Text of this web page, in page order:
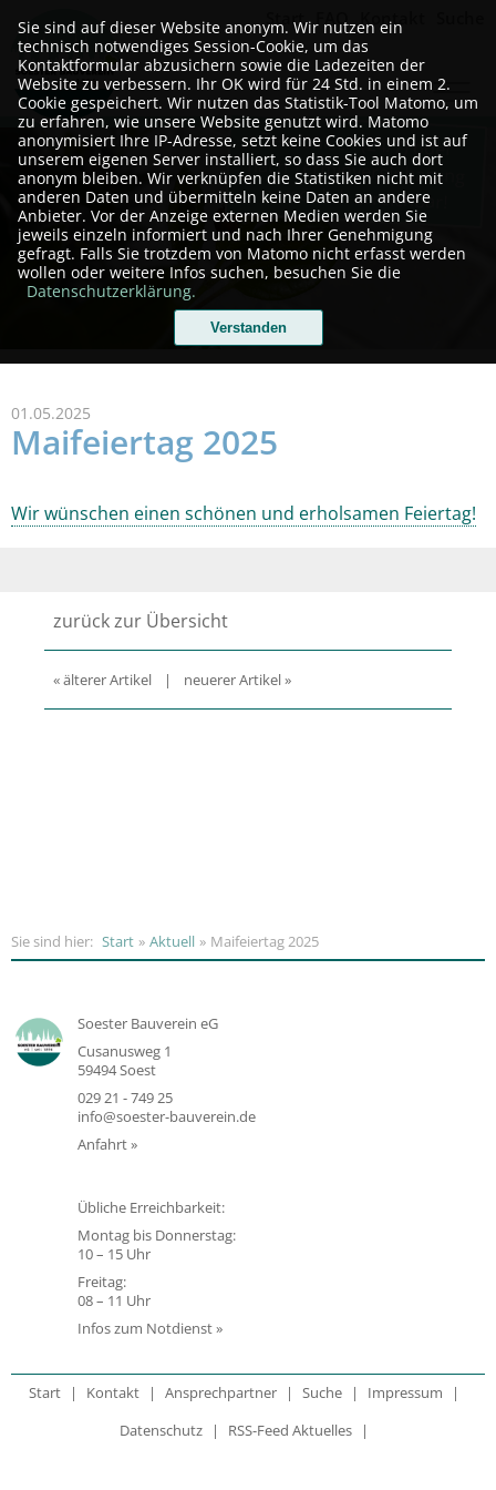
Start FAQ Kontakt
Telefonisch (24/7) oder
nach Terminvereinbarung
persönlich erreichbar!
01.05.2025
Maifeiertag 2025
Wir wünschen einen schönen und erholsamen Feiertag!
zurück zur Übersicht
« älterer Artikel | neuerer Artikel »
Sie sind hier: Start Aktuell Maifeiertag 2025
Soester Bauverein eG
Cusanusweg 1
59494 Soest
029 21 - 749 25
info@soester-bauverein.de
Anfahrt »
Übliche Erreichbarkeit:
Montag bis Donnerstag:
10 – 15 Uhr
Freitag:
08 – 11 Uhr
Infos zum Notdienst »
Start Kontakt Ansprechpartner Suche
Impressum
Datenschutz
RSS-Feed Aktuelles
Sie sind auf dieser Website anonym. Wir nutzen ein
technisch notwendiges Session-Cookie, um das
Kontaktformular abzusichern sowie die Ladezeiten der
Website zu verbessern. Ihr OK wird für 24 Std. in einem 2.
Cookie gespeichert. Wir nutzen das Statistik-Tool Matomo, um
zu erfahren, wie unsere Website genutzt wird. Matomo
anonymisiert Ihre IP-Adresse, setzt keine Cookies und ist auf
unserem eigenen Server installiert, so dass Sie auch dort
anonym bleiben. Wir verknüpfen die Statistiken nicht mit
anderen Daten und übermitteln keine Daten an andere
Anbieter. Vor der Anzeige externen Medien werden Sie
jeweils einzeln informiert und nach Ihrer Genehmigung
gefragt. Falls Sie trotzdem von Matomo nicht erfasst werden
wollen oder weitere Infos suchen, besuchen Sie die
Datenschutzerklärung.
Verstanden